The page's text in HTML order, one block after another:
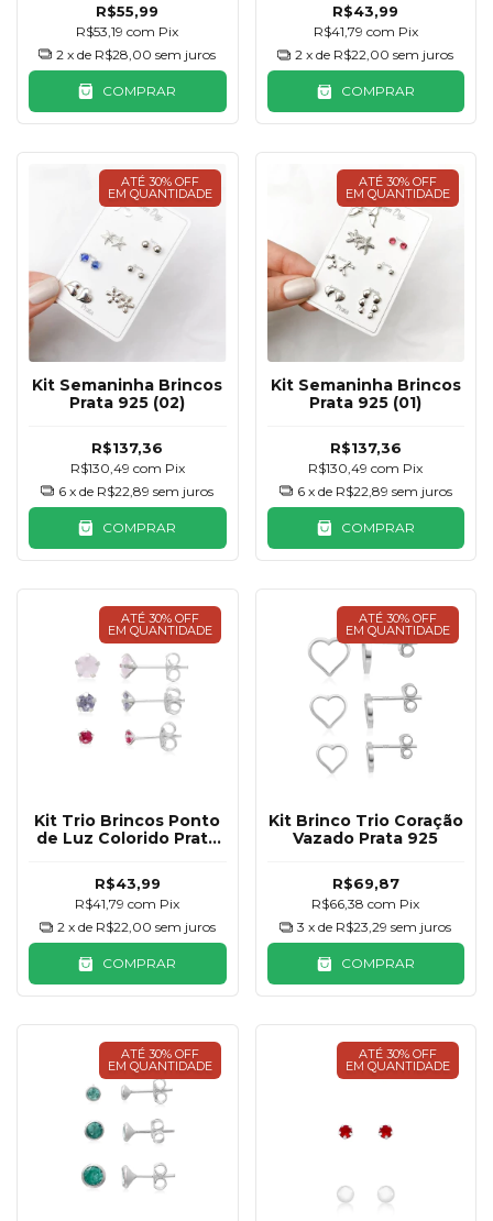
R$55,99
R$53,19com Pix
2 x de R$28,00 sem juros
COMPRAR
R$43,99
R$41,79 com Pix
2 x de R$22,00 sem juros
COMPRAR
ATÉ 30% OFF
EM QUANTIDADE
Kit Semaninha Brincos
Prata 925 (02)
R$137,36
R$130,49 com Pix
6 x de R$22,89 sem juros
COMPRAR
ATÉ 30% OFF
EM QUANTIDADE
Kit Semaninha Brincos
Prata 925 (01)
R$137,36
R$130,49com Pix
6 x de R$22,89 sem juros
COMPRAR
ATÉ 30% OFF
EM QUANTIDADE
Kit Trio Brincos Ponto
de Luz Colorido Prata
R$43,99
R$41,79com Pix
2 x de R$22,00 sem juros
COMPRAR
ATÉ 30% OFF
EM QUANTIDADE
Kit Brinco Trio Coração
Vazado Prata 925
R$69,87
R$66,38com Pix
3 x de R$23,29 sem juros
COMPRAR
ATÉ 30% OFF
EM QUANTIDADE
ATÉ 30% OFF
EM QUANTIDADE